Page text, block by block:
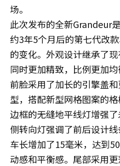
场。
此次发布的全新Grandeur
约3年5个月后的第七代改
的变化。外观设计继承了现
同时更加精致，比例更加均
前脸采用了加长的引擎盖
型，搭配新型网格图案的
边框的无缝地平线灯增强
侧转向灯强调了前后设计线
车长增加了15毫米，达到
动感和平衡感。尾部采用